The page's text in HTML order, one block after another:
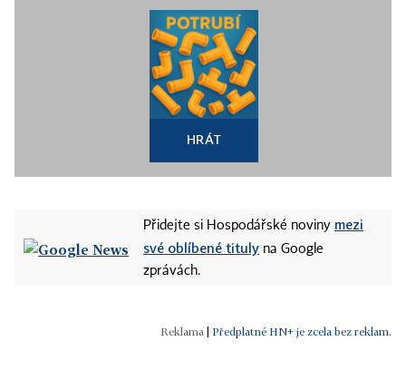
HRÁT
Přidejte si Hospodářské noviny mezi
své oblíbené tituly na Google
zprávách.
Předplatné HN+ je zcela bez reklam.